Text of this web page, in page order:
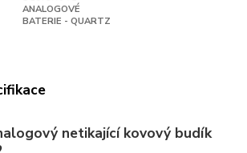
ANALOGOVÉ
BATERIE - QUARTZ
netikající kovový budík